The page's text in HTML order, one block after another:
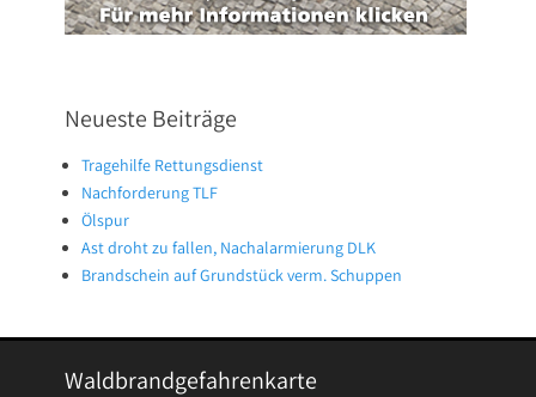
Neueste Beiträge
Tragehilfe Rettungsdienst
Nachforderung TLF
Ölspur
Ast droht zu fallen, Nachalarmierung DLK
Brandschein auf Grundstück verm. Schuppen
Waldbrandgefahrenkarte